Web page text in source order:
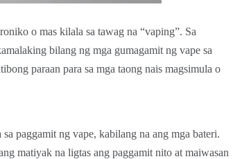
o mas kilala sa tawag na “vaping”. Sa
bilang ng mga gumagamit ng vape sa
paraan para sa mga taong nais magsimula o
paggamit ng vape, kabilang na ang mga bateri.
matiyak na ligtas ang paggamit nito at maiwasan